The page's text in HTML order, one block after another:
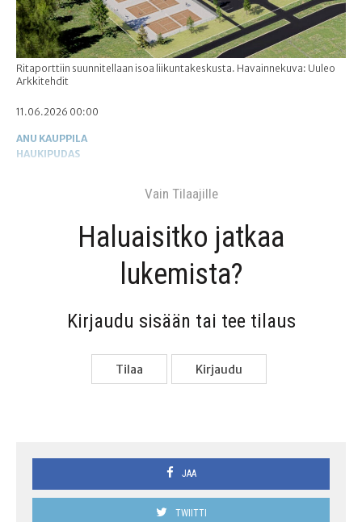
Ritaporttiin suunnitellaan isoa liikuntakeskusta. Havainnekuva: Uuleo
Arkkitehdit
11.06.2026 00:00
ANU KAUPPILA
HAUKIPUDAS
Vain Tilaa­jil­le
Haluai­sit­ko jat­kaa
lukemista?
Kir­jau­du sisään tai tee tilaus
Tilaa Kir­jau­du
JAA
TWIITTI